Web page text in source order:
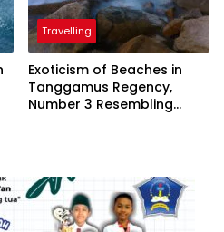
Travelling
Exoticism of Beaches in
Tanggamus Regency,
Number 3 Resembling